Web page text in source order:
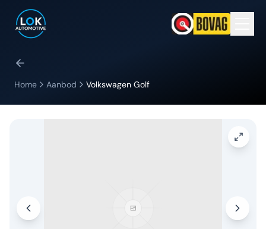
Home Aanbod Volkswagen Golf